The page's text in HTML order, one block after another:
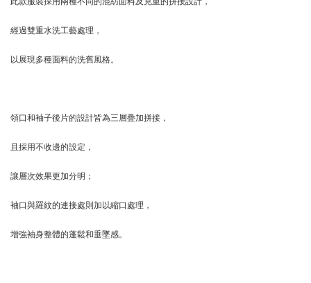
經過雙重水洗工藝處理，
以展現多種面料的洗舊風格。
領口和袖子後片的設計皆為三層疊加拼接，
且採用不收邊的設定，
讓層次效果更加分明；
袖口與羅紋的連接處則加以縮口處理，
增強袖身整體的蓬鬆和垂墜感。